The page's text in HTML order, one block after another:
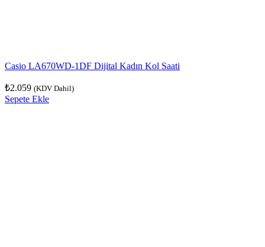
Casio LA670WD-1DF Dijital Kadın Kol Saati
₺2.059 (KDV Dahil)
Sepete Ekle